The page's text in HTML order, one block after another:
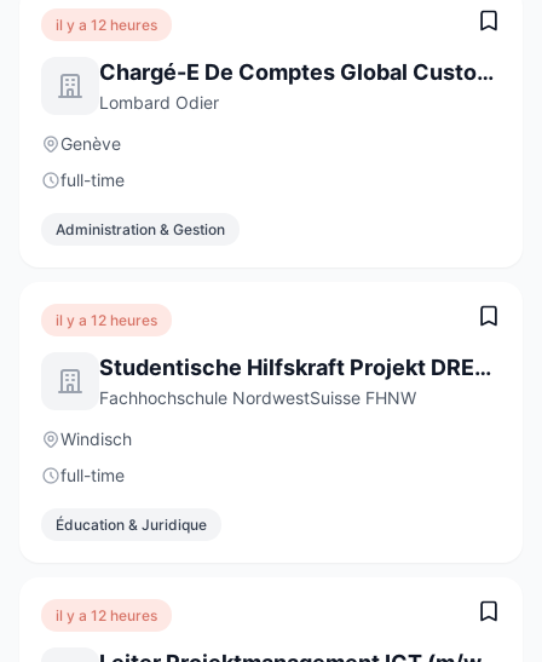
il y a 12 heures
Chargé-E De Comptes Global Custody
Lombard Odier
Genève
full-time
Administration & Gestion
il y a 12 heures
Studentische Hilfskraft Projekt DREAMS - Digitale Professionsentwicklung und Bildungsinnovation (20-40 %)
Fachhochschule NordwestSuisse FHNW
Windisch
full-time
Éducation & Juridique
il y a 12 heures